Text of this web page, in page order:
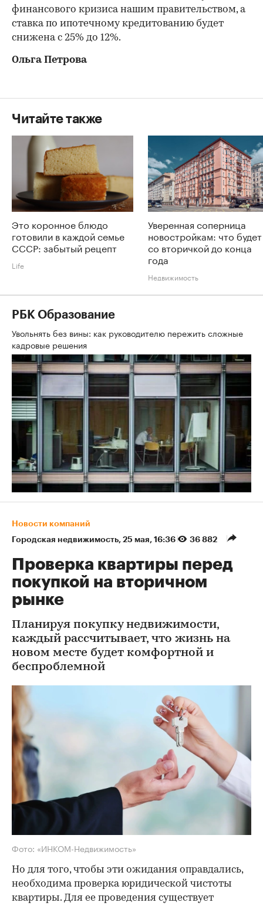
финансового кризиса нашим правительством, а
ставка по ипотечному кредитованию будет
снижена с 25% до 12%.
Ольга Петрова
Читайте также
Это коронное блюдо
готовили в каждой семье
СССР: забытый рецепт
Life
Уверенная соперница
новостройкам: что будет
со вторичкой до конца
года
Недвижимость
РБК Образование
Увольнять без вины: как руководителю пережить сложные
кадровые решения
Новости компаний
Городская недвижимость⁠, 25 мая, 16:36 36 882
Проверка квартиры перед
покупкой на вторичном
рынке
Планируя покупку недвижимости,
каждый рассчитывает, что жизнь на
новом месте будет комфортной и
беспроблемной
Фото: «ИНКОМ-Недвижимость»
Но для того, чтобы эти ожидания оправдались,
необходима проверка юридической чистоты
квартиры. Для ее проведения существует